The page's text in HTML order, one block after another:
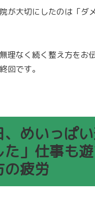
が大切にしたのは「ダ
理なく続く整え方をお
回です。
、めいっぱ
た」仕事も
の疲労